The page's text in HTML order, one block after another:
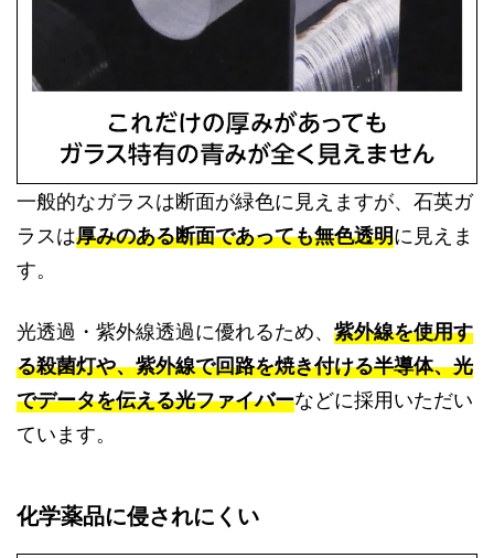
一般的なガラスは断面が緑色に見えますが、石英ガ
ラスは厚みのある断面であっても無色透明に見えま
す。
光透過・紫外線透過に優れるため、 紫外線を使用す
る殺菌灯や、紫外線で回路を焼き付ける半導体、光
でデータを伝える光ファイバーなどに採用いただい
ています。
化学薬品に侵されにくい